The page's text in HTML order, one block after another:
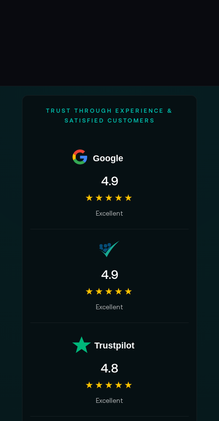
TRUST THROUGH EXPERIENCE &
SATISFIED CUSTOMERS
Google
4.9
★★★★★
Excellent
4.9
★★★★★
Excellent
Trustpilot
4.8
★★★★★
Excellent